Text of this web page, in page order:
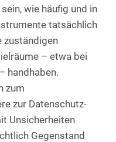
wie häufig und in
tatsächlich
zuständigen
– etwa bei
handhaben.
zum
zur Datenschutz-
Unsicherheiten
Gegenstand